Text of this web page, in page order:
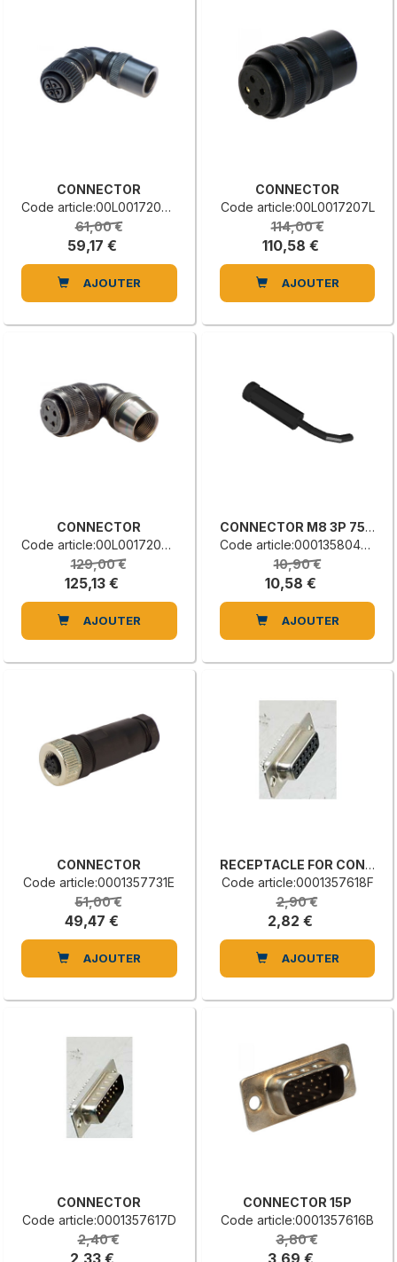
CONNECTOR
Code article:00L0017208B
61,00 €
59,17 €
AJOUTER
CONNECTOR
Code article:00L0017207L
114,00 €
110,58 €
AJOUTER
CONNECTOR
Code article:00L0017206G
129,00 €
125,13 €
AJOUTER
CONNECTOR M8 3P 756-9102-030
Code article:0001358047E
10,90 €
10,58 €
AJOUTER
CONNECTOR
Code article:0001357731E
51,00 €
49,47 €
AJOUTER
RECEPTACLE FOR CONNECTOR
Code article:0001357618F
2,90 €
2,82 €
AJOUTER
CONNECTOR
Code article:0001357617D
2,40 €
CONNECTOR 15P
Code article:0001357616B
3,80 €